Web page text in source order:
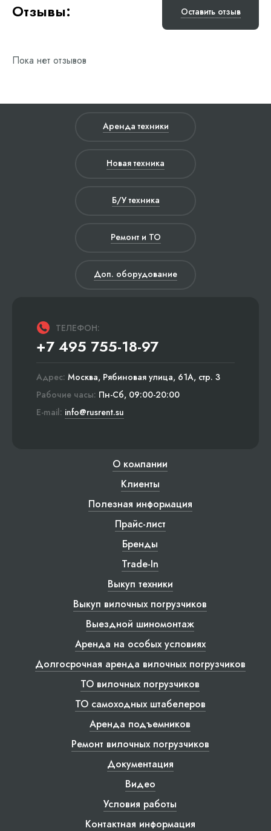
Отзывы: Оставить отзыв
Пока нет отзывов
Аренда техники
Новая техника
Б/У техника
Ремонт и ТО
Доп. оборудование
ТЕЛЕФОН:
+7 495 755-18-97
Адрес: Москва, Рябиновая улица, 61А, стр. 3
Рабочие часы: Пн-Сб, 09:00-20:00
E-mail: info@rusrent.su
О компании
Клиенты
Полезная информация
Прайс-лист
Бренды
Trade-In
Выкуп техники
Выкуп вилочных погрузчиков
Выездной шиномонтаж
Аренда на особых условиях
Долгосрочная аренда вилочных погрузчиков
ТО вилочных погрузчиков
ТО самоходных штабелеров
Аренда подъемников
Ремонт вилочных погрузчиков
Документация
Видео
Условия работы
Контактная информация